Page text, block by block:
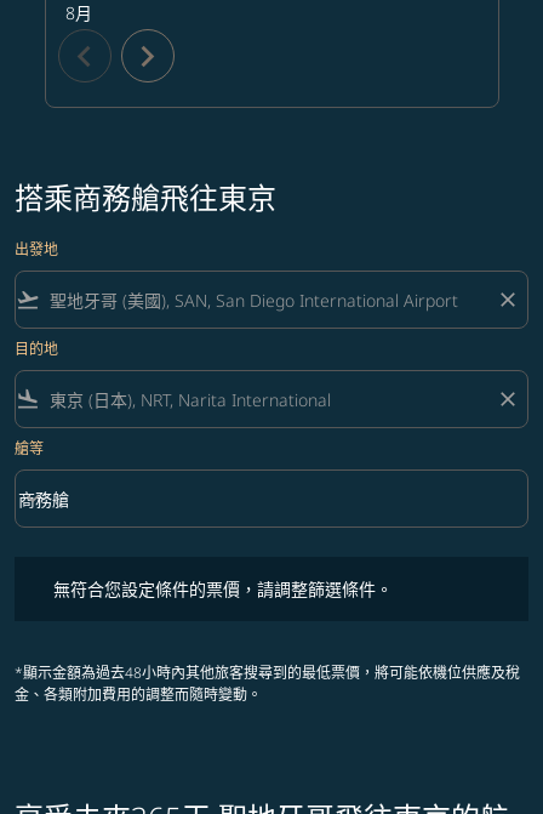
8月
chevron_left chevron_right
搭乘商務艙飛往東京
出發地
flight_takeoff close
目的地
flight_land close
艙等
艙等 option 商務艙 Selected
商務艙
keyboard_arrow_down
無符合您設定條件的票價，請調整篩選條件。
*顯示金額為過去48小時內其他旅客搜尋到的最低票價，將可能依機位供應及稅
金、各類附加費用的調整而隨時變動。